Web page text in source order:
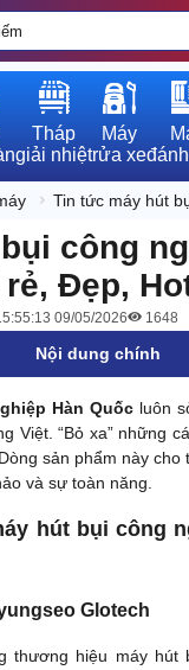
Tháp
giải nhiệt
Máy
rửa xe
Tin tức máy hút
công
Đẹp,
09/05/2026 1648
Nội dung chính
Hàn Quốc luôn
Việt. “Bỏ xa” những
sản phẩm này cho
và sự toàn năng.
hút bụi công
Glotech
thương hiệu máy hút